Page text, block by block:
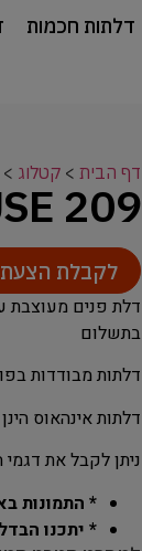
דלתות חכמות
דף הבית > קטלוג >
209
לקבלת
בתשלום
דלתות מבודדות
דלתות אינהאוס
ניתן לקבל את
* התמונות
* יתכנו